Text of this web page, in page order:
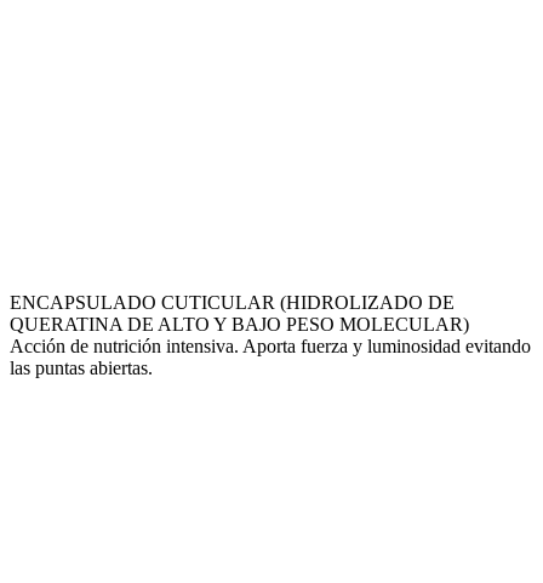
ENCAPSULADO CUTICULAR (HIDROLIZADO DE
QUERATINA DE ALTO Y BAJO PESO MOLECULAR)
Acción de nutrición intensiva. Aporta fuerza y luminosidad evitando
las puntas abiertas.